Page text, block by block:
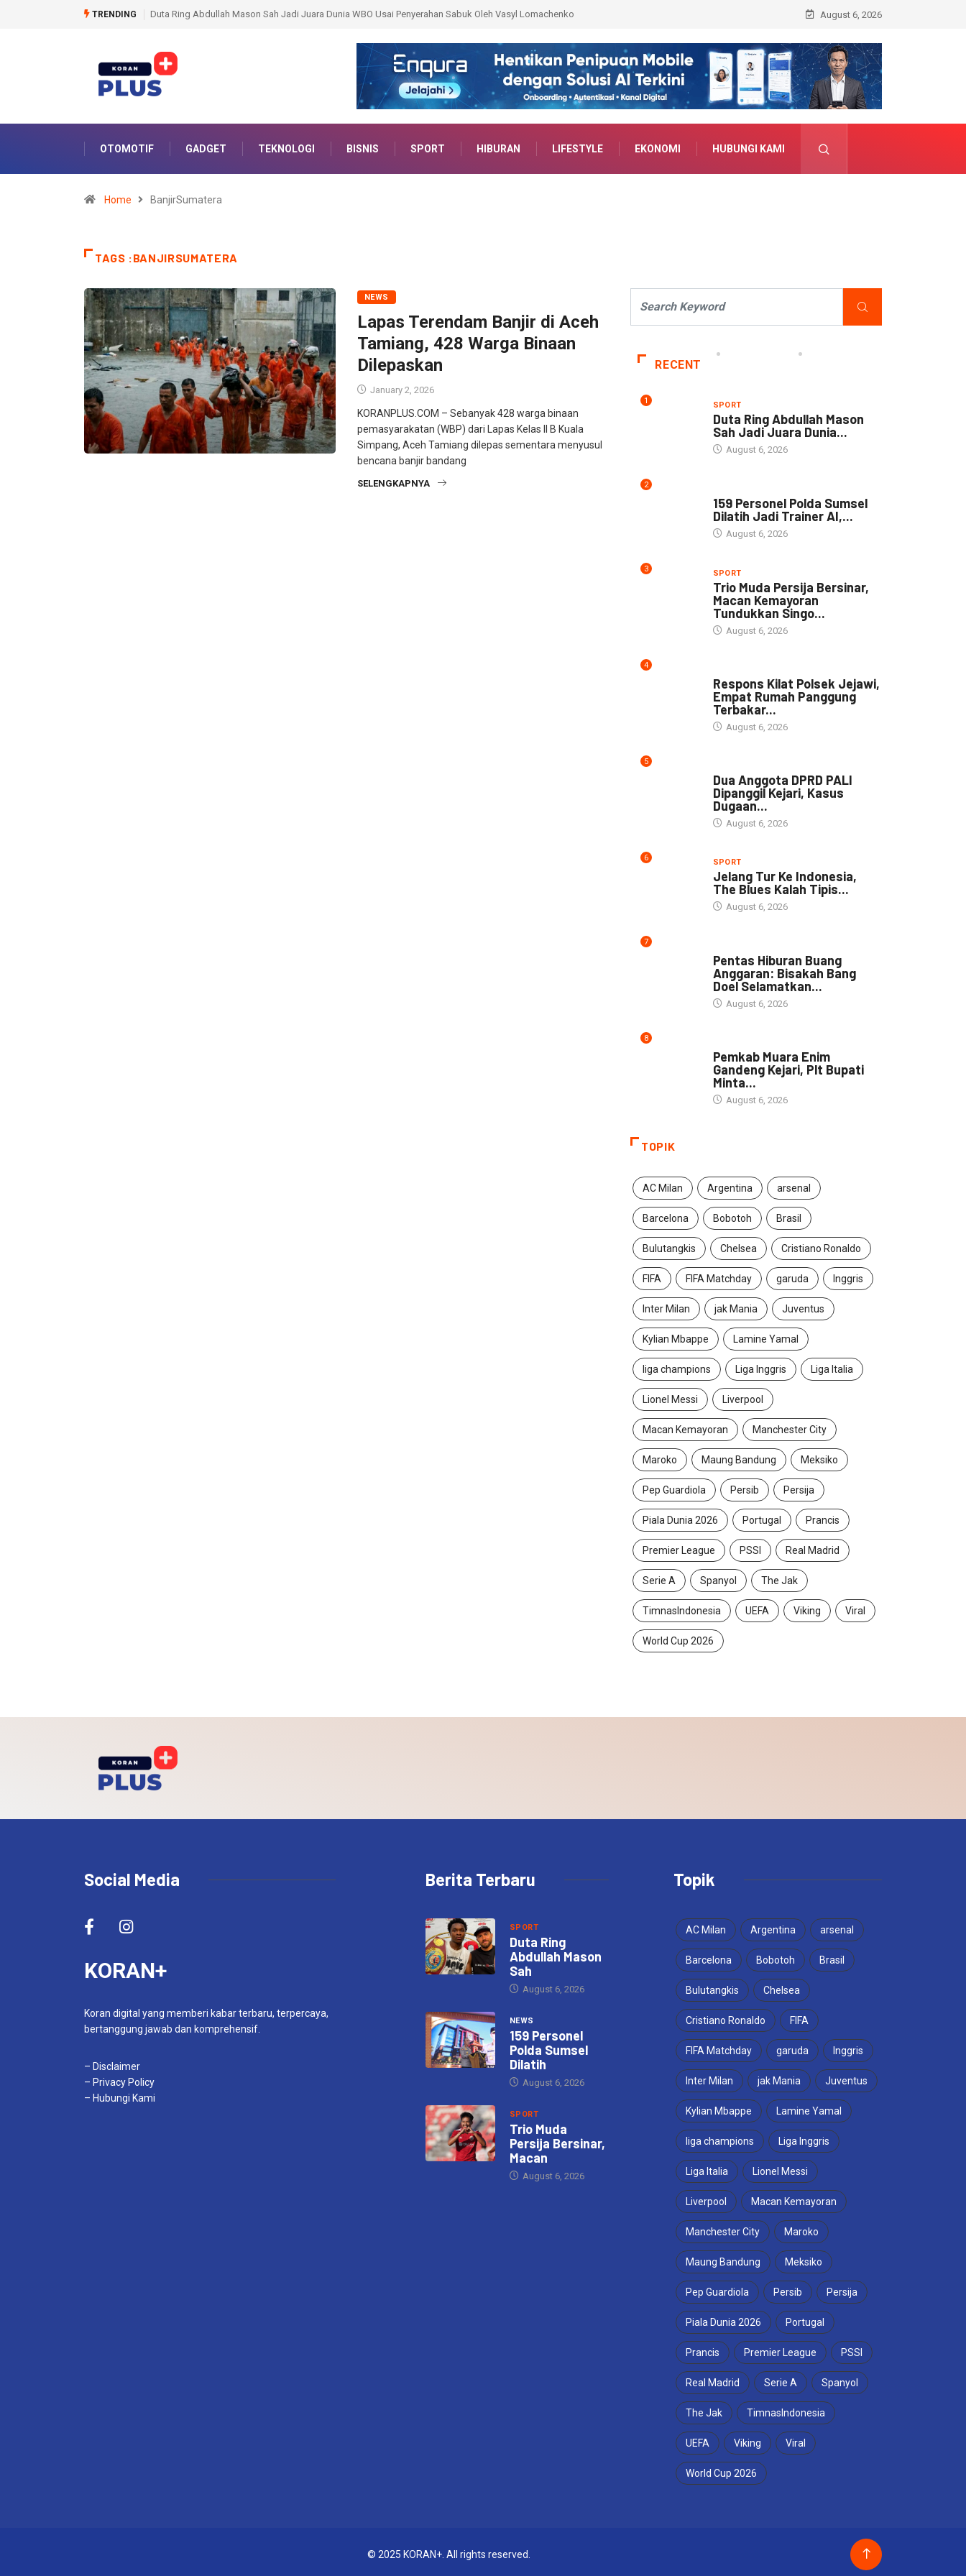
TRENDING
Usai Penyerahan Sabuk Oleh Vasyl Lomachenko159 Personel Polda Sumsel Dilatih Jadi Trainer AI, Siap Bentengi Pelajar dari Ancaman Dunia Digital August 6, 2026
OTOMOTIF GADGET TEKNOLOGI BISNIS SPORT HIBURAN LIFESTYLE EKONOMI HUBUNGI KAMI
Home BanjirSumatera
TAGS :BANJIRSUMATERA
NEWS
Lapas Terendam Banjir di Aceh
Tamiang, 428 Warga Binaan
Dilepaskan
January 2, 2026
KORANPLUS.COM – Sebanyak 428 warga binaan
pemasyarakatan (WBP) dari Lapas Kelas II B Kuala
Simpang, Aceh Tamiang dilepas sementara menyusul
bencana banjir bandang
SELENGKAPNYA
RECENT
1 SPORT
Duta Ring Abdullah Mason
Sah Jadi Juara Dunia...
August 6, 2026
2
159 Personel Polda Sumsel
Dilatih Jadi Trainer AI,...
August 6, 2026
3 SPORT
Trio Muda Persija Bersinar,
Macan Kemayoran
Tundukkan Singo...
August 6, 2026
4
Respons Kilat Polsek Jejawi,
Empat Rumah Panggung
Terbakar...
August 6, 2026
5
Dua Anggota DPRD PALI
Dipanggil Kejari, Kasus
Dugaan...
August 6, 2026
6 SPORT
Jelang Tur Ke Indonesia,
The Blues Kalah Tipis...
August 6, 2026
7
Pentas Hiburan Buang
Anggaran: Bisakah Bang
Doel Selamatkan...
August 6, 2026
8
Pemkab Muara Enim
Gandeng Kejari, Plt Bupati
Minta...
August 6, 2026
TOPIK
AC Milan Argentina arsenal
Barcelona Bobotoh Brasil
Bulutangkis Chelsea Cristiano Ronaldo
FIFA FIFA Matchday garuda Inggris
Inter Milan jak Mania Juventus
Kylian Mbappe Lamine Yamal
liga champions Liga Inggris Liga Italia
Lionel Messi Liverpool
Macan Kemayoran Manchester City
Maroko Maung Bandung Meksiko
Pep Guardiola Persib Persija
Piala Dunia 2026 Portugal Prancis
Premier League PSSI Real Madrid
Serie A Spanyol The Jak
TimnasIndonesia UEFA Viking Viral
World Cup 2026
Social Media
KORAN+
Koran digital yang memberi kabar terbaru, terpercaya,
bertanggung jawab dan komprehensif.
– Disclaimer
– Privacy Policy
– Hubungi Kami
Berita Terbaru
SPORT
Duta Ring
Abdullah Mason
Sah
August 6, 2026
NEWS
159 Personel
Polda Sumsel
Dilatih
August 6, 2026
SPORT
Trio Muda
Persija Bersinar,
Macan
August 6, 2026
Topik
AC Milan Argentina arsenal
Barcelona Bobotoh Brasil
Bulutangkis Chelsea
Cristiano Ronaldo FIFA
FIFA Matchday garuda Inggris
Inter Milan jak Mania Juventus
Kylian Mbappe Lamine Yamal
liga champions Liga Inggris
Liga Italia Lionel Messi
Liverpool Macan Kemayoran
Manchester City Maroko
Maung Bandung Meksiko
Pep Guardiola Persib Persija
Piala Dunia 2026 Portugal
Prancis Premier League PSSI
Real Madrid Serie A Spanyol
The Jak TimnasIndonesia
UEFA Viking Viral
World Cup 2026
© 2025 KORAN+. All rights reserved.